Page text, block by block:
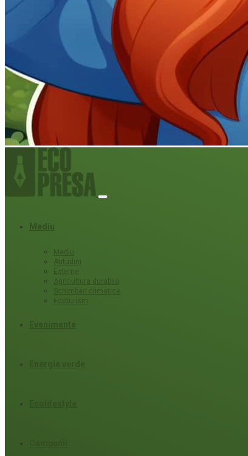
Mediu
Mediu
Atitudini
Externe
Agricultura durabila
Schimbari climatice
Ecoturism